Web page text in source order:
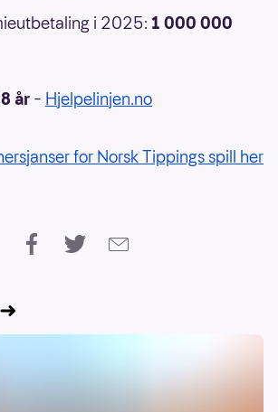
i 2025: 1 000 000
år – Hjelpelinjen.no
for Norsk Tippings spill her